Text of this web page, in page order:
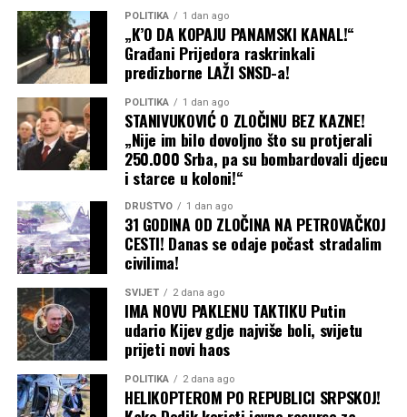
POLITIKA 1 dan ago
„K’O DA KOPAJU PANAMSKI KANAL!“
Građani Prijedora raskrinkali
predizborne LAŽI SNSD-a!
POLITIKA 1 dan ago
STANIVUKOVIĆ O ZLOČINU BEZ KAZNE!
„Nije im bilo dovoljno što su protjerali
250.000 Srba, pa su bombardovali djecu
i starce u koloni!“
DRUŠTVO 1 dan ago
31 GODINA OD ZLOČINA NA PETROVAČKOJ
CESTI! Danas se odaje počast stradalim
civilima!
SVIJET 2 dana ago
IMA NOVU PAKLENU TAKTIKU Putin
udario Kijev gdje najviše boli, svijetu
prijeti novi haos
POLITIKA 2 dana ago
HELIKOPTEROM PO REPUBLICI SRPSKOJ!